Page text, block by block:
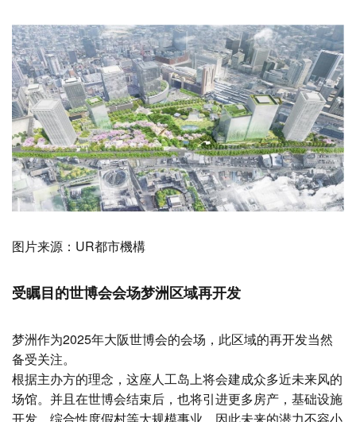
图片来源：UR都市機構
受瞩目的世博会会场梦洲区域再开发
梦洲作为2025年大阪世博会的会场，此区域的再开发当然
备受关注。
根据主办方的理念，这座人工岛上将会建成众多近未来风的
场馆。并且在世博会结束后，也将引进更多房产，基础设施
开发，综合性度假村等大规模事业，因此未来的潜力不容小